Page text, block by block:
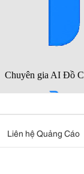
Liên hệ Quảng Cáo